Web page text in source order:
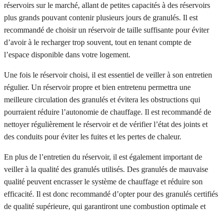
réservoirs sur le marché, allant de petites capacités à des réservoirs
plus grands pouvant contenir plusieurs jours de granulés. Il est
recommandé de choisir un réservoir de taille suffisante pour éviter
d’avoir à le recharger trop souvent, tout en tenant compte de
l’espace disponible dans votre logement.
Une fois le réservoir choisi, il est essentiel de veiller à son entretien
régulier. Un réservoir propre et bien entretenu permettra une
meilleure circulation des granulés et évitera les obstructions qui
pourraient réduire l’autonomie de chauffage. Il est recommandé de
nettoyer régulièrement le réservoir et de vérifier l’état des joints et
des conduits pour éviter les fuites et les pertes de chaleur.
En plus de l’entretien du réservoir, il est également important de
veiller à la qualité des granulés utilisés. Des granulés de mauvaise
qualité peuvent encrasser le système de chauffage et réduire son
efficacité. Il est donc recommandé d’opter pour des granulés certifiés
de qualité supérieure, qui garantiront une combustion optimale et